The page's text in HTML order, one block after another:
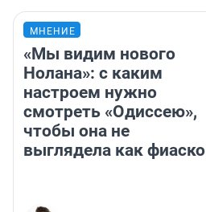
МНЕНИЕ
«Мы видим нового
Нолана»: с каким
настроем нужно
смотреть «Одиссею»,
чтобы она не
выглядела как фиаско